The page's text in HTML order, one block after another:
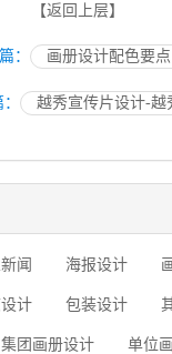
【返回上层】
： 画册设计配色要点
越秀宣传片设计-越
闻 海报设计
计 包装设计
集团画册设计 单位